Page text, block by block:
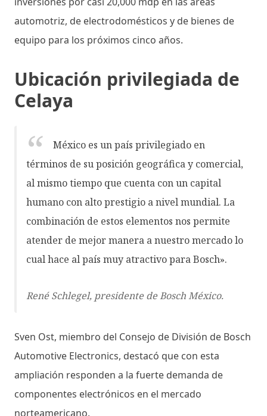
automotriz, de electrodomésticos y de bienes de
equipo para los próximos cinco años.
Ubicación privilegiada de
Celaya
México es un país privilegiado en
términos de su posición geográfica y comercial,
al mismo tiempo que cuenta con un capital
humano con alto prestigio a nivel mundial. La
combinación de estos elementos nos permite
atender de mejor manera a nuestro mercado lo
cual hace al país muy atractivo para Bosch».
René Schlegel, presidente de Bosch México.
Sven Ost, miembro del Consejo de División de Bosch
Automotive Electronics, destacó que con esta
ampliación responden a la fuerte demanda de
componentes electrónicos en el mercado
norteamericano.